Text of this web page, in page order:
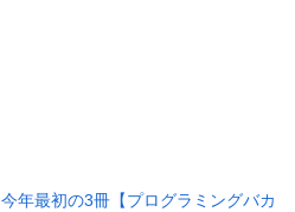
今年最初の3冊【プログラミングバカ